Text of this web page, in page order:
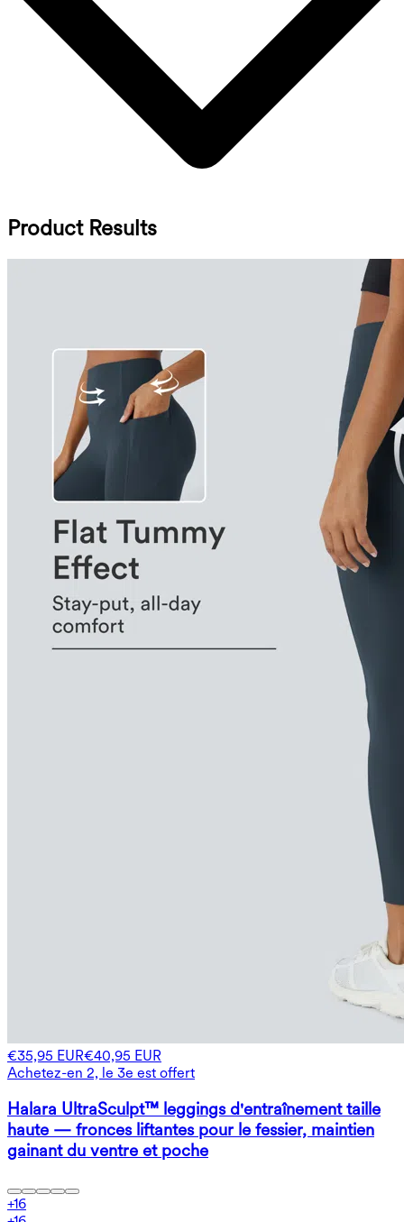
Product Results
€35,95 EUR€40,95 EUR
Achetez-en 2, le 3e est offert
Halara UltraSculpt™ leggings d'entraînement taille
haute — fronces liftantes pour le fessier, maintien
gainant du ventre et poche
+16